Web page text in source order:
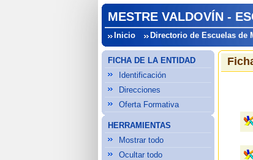
MESTRE VALDOVÍN -
Inicio Directorio de Escuelas de
FICHA DE LA ENTIDAD
Identificación
Direcciones
Oferta Formativa
HERRAMIENTAS
Mostrar todo
Ocultar todo